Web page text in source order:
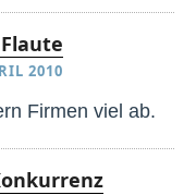
2010
Firmen viel ab.